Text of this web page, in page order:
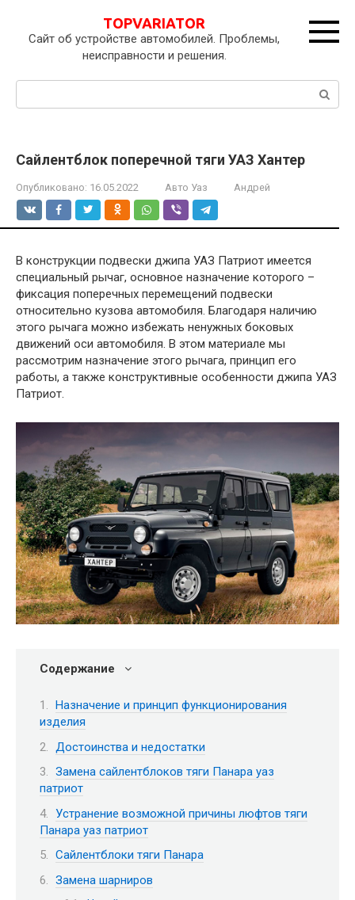
контенту
TOPVARIATOR
Сайт об устройстве автомобилей. Проблемы,
неисправности и решения.
Поиск:
Сайлентблок поперечной тяги УАЗ Хантер
Опубликовано: 16.05.2022 Авто Уаз Андрей
В конструкции подвески джипа УАЗ Патриот имеется
специальный рычаг, основное назначение которого –
фиксация поперечных перемещений подвески
относительно кузова автомобиля. Благодаря наличию
этого рычага можно избежать ненужных боковых
движений оси автомобиля. В этом материале мы
рассмотрим назначение этого рычага, принцип его
работы, а также конструктивные особенности джипа УАЗ
Патриот.
Содержание
Назначение и принцип функционирования
изделия
Достоинства и недостатки
Замена сайлентблоков тяги Панара уаз
патриот
Устранение возможной причины люфтов тяги
Панара уаз патриот
Сайлентблоки тяги Панара
Замена шарниров